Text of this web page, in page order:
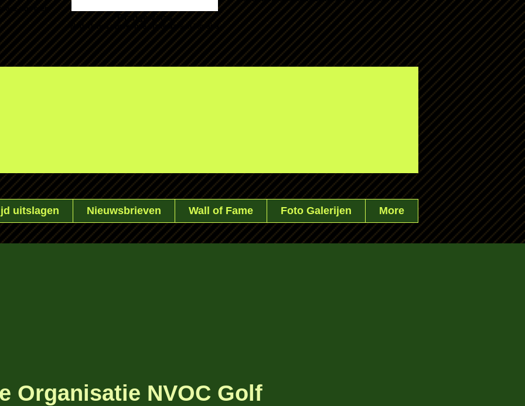
ribs eten!
Orange Villas
Nederlands sprekende makelaars in Moraira
uitslagen Nieuwsbrieven Wall of Fame Foto Galerijen More
Organisatie NVOC Golf